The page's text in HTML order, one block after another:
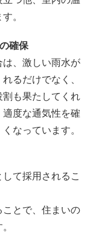
。
確保
、激しい雨水が
るだけでなく、
も果たしてくれ
度な通気性を確
なっています。
て採用されるこ
とで、住まいの